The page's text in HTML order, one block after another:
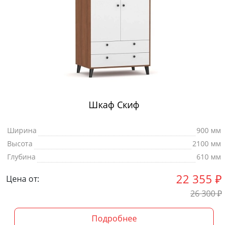
Шкаф Скиф
Ширина
900 мм
Высота
2100 мм
Глубина
610 мм
Цена от: 22 355 ₽
26 300₽
Подробнее